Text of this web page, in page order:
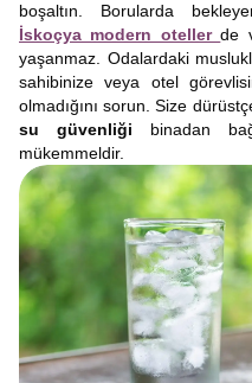
boşaltın. Borularda
İskoçya modern otellerde
yaşanmaz. Odalardaki
sahibinize veya otel
olmadığını sorun. Size
su güvenliği binadan
mükemmeldir.